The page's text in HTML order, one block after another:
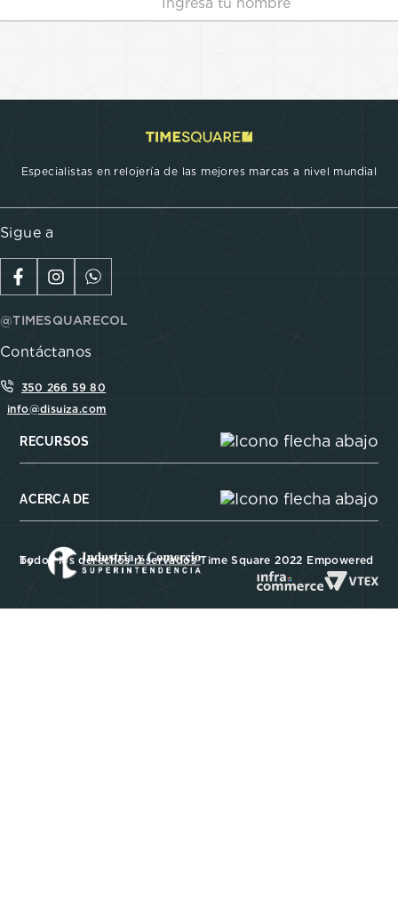
Especialistas en relojería de las mejores marcas a nivel mundial
Sigue a
@TIMESQUARECOL
Contáctanos
350 266 59 80
info@disuiza.com
RECURSOS
ACERCA DE
Todos los derechos reservados Time Square 2022 Empowered by